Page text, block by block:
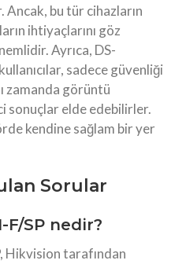
bu tür cihazların
ihtiyaçlarını göz
Ayrıca, DS-
sadece güvenliği
zamanda görüntü
sonuçlar elde edebilirler.
kendine sağlam bir yer
Sorular
F/SP nedir?
Hikvision tarafından